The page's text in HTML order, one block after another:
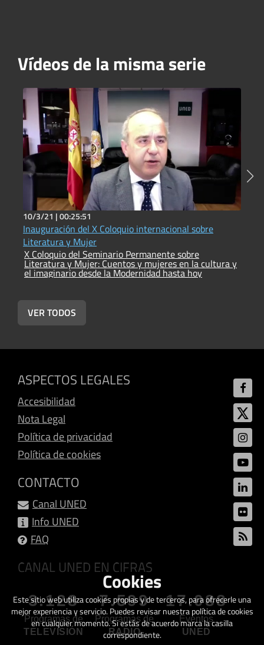
Vídeos de la misma serie
10/3/21 |00:25:51
Inauguración del X Coloquio internacional sobre
Literatura y Mujer
X Coloquio del Seminario Permanente sobre
Literatura y Mujer: Cuentos y mujeres en la cultura y
el imaginario desde la Modernidad hasta hoy
VER TODOS
ASPECTOS LEGALES
Accesibilidad
Nota Legal
Política de privacidad
Política de cookies
CONTACTO
Canal UNED
Info UNED
FAQ
CANAL UNED EN CIFRAS
3.128
Programas de
TELEVISIÓN
7.599
Programas de
RADIO
17.088
Eventos
UNED
Cookies
Este sitio web utiliza cookies propias y de terceros, para ofrecerle una
mejor experiencia y servicio. Puedes revisar nuestra política de cookies
en cualquier momento. Si estás de acuerdo marca la casilla
correspondiente.